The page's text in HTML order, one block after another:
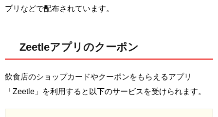
プリなどで配布されています。
Zeetleアプリのクーポン
飲食店のショップカードやクーポンをもらえるアプリ
「Zeetle」を利用すると以下のサービスを受けられます。